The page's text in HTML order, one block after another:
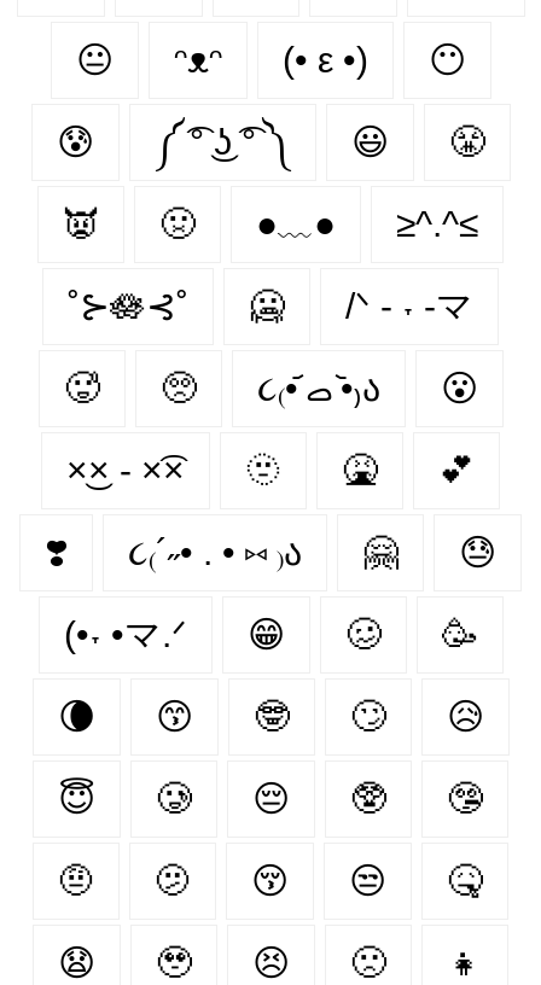
😐 ᵔᴥᵔ (• ε •) 😶
😰 ༼ ͡° ͜ʖ ͡° ༽ 😃 😤
👿 🤢 ●﹏● ≥^.^≤
˚⊱🪷⊰˚ 🥶 /ᐠ - ˕ -マ
🥵 🥺 ૮₍•᷄ ࡇ •᷅₎ა 😮‍
×͜× - ×͡× 🫥 🤮 💕
❣️ ૮₍´˶• . • ⑅ ₎ა 🤗 😓
(•˕ •マ.ᐟ 😁 🥴 🥳
🌘 😙 🤓 🙄 😥
😇 🥲 😔 🥸 🤥
🤨 🫤 😚 😒 🤒
😧 🥹 😣 🙁 👧